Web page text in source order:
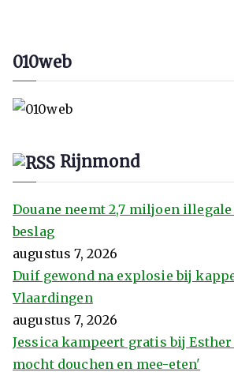
010web
Rijnmond
Douane neemt 2,7 miljoen
beslag
augustus 7, 2026
Duif gewond na explosie bij
Vlaardingen
augustus 7, 2026
Jessica kampeert gratis bij
mocht douchen en mee-eten'